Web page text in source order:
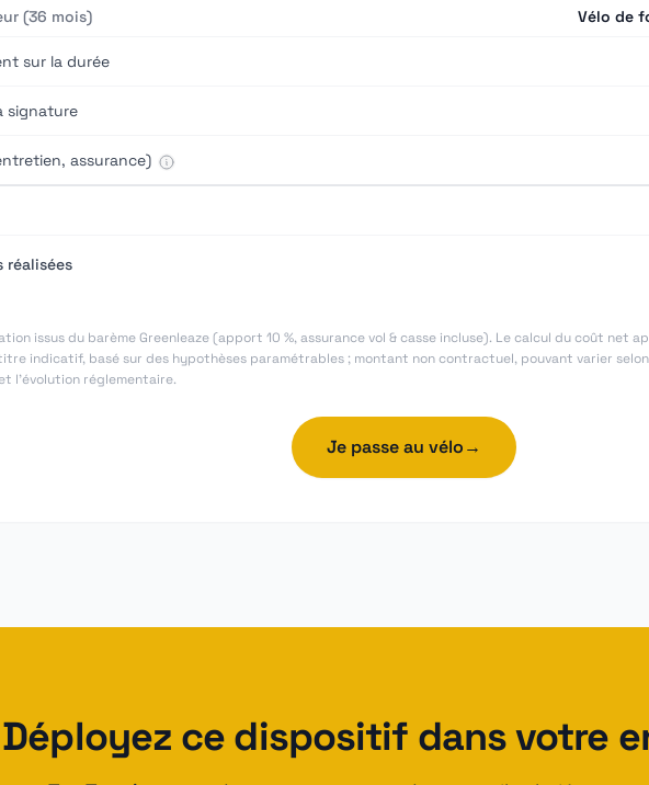
(36 mois) Vélo de
sur la durée
signature
assurance)
réalisées
issus du barème Greenleaze (apport 10 %, assurance vol & casse incluse). Le calcul du coût net
indicatif, basé sur des hypothèses paramétrables ; montant non contractuel, pouvant varier
l'évolution réglementaire.
Je passe au vélo→
Déployez ce dispositif dans votre